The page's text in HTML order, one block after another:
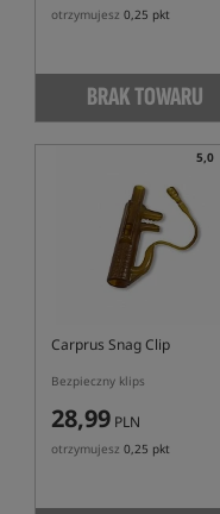
otrzymujesz 0,25 pkt
BRAK TOWARU
5,0
Carprus Snag Clip
Bezpieczny klips
28,99 PLN
otrzymujesz 0,25 pkt